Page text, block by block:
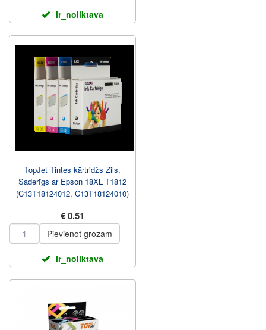
ir_noliktava
TopJet Tintes kārtridžs Zils,
Saderīgs ar Epson 18XL T1812
(C13T18124012, C13T18124010)
€ 0.51
Pievienot grozam
ir_noliktava